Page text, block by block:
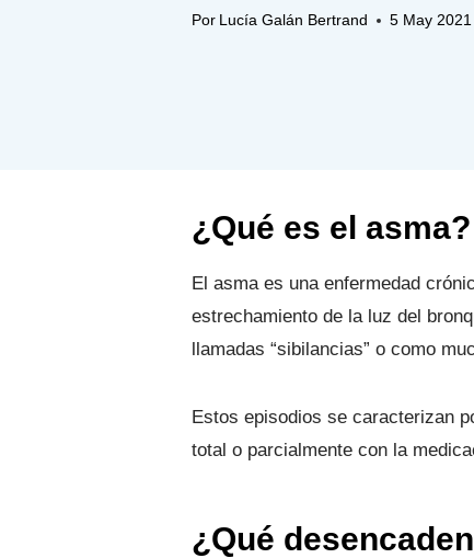
Por Lucía Galán Bertrand 5 May 2021
¿Qué es el asma?
El asma es una enfermedad
estrechamiento de la luz del
llamadas “sibilancias” o como
Estos episodios se caracterizan
total o parcialmente con la
¿Qué